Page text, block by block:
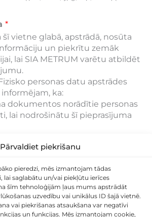
Pārvaldiet piekrišanu
pieredzi, mēs izmantojam tādas
lai saglabātu un/vai piekļūtu ierīces
šīm tehnoloģijām ļaus mums apstrādāt
uzvedību vai unikālus ID šajā vietnē.
vai piekrišanas atsaukšana var negatīvi
un funkcijas. Mēs izmantojam cookie,
*
šī vietne glabā, apstrādā, nosūta
un piekrītu zemāk
lai SIA METRUM varētu atbildēt
personas datu apstrādes
ka:
dokumentos norādītie personas
lai nodrošinātu šī pieprasījuma
(reģ.nr 40003388748),
tiks glabāta12 mēnešus
vai pastāvīgi, pēc līguma
ir apliecinājis, ka tam ir